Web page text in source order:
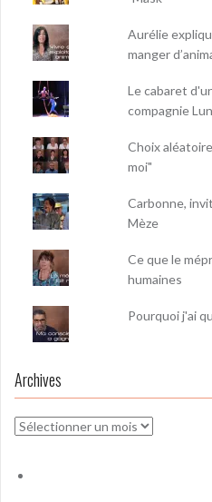
Aurélie
manger
Le cabaret
compagnie
Choix
moi"
Carbonne,
Mèze
Ce que le
humaines
Pourquoi j'ai
Archives
Archives